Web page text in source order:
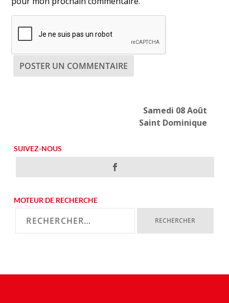
Samedi 08 Août
Saint Dominique
SUIVEZ-NOUS
MOTEUR DE RECHERCHE